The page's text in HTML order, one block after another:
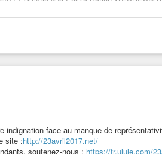
face au manque de
site :http://23avril2017.net/
soutenez-nous : https://fr.ulule.com/